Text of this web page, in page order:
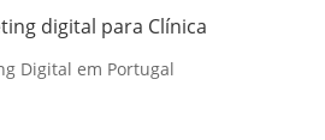
digital para Clínica
Digital em Portugal